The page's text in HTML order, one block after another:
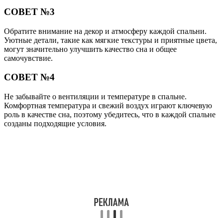
СОВЕТ №3
Обратите внимание на декор и атмосферу каждой спальни.
Уютные детали, такие как мягкие текстуры и приятные цвета,
могут значительно улучшить качество сна и общее
самочувствие.
СОВЕТ №4
Не забывайте о вентиляции и температуре в спальне.
Комфортная температура и свежий воздух играют ключевую
роль в качестве сна, поэтому убедитесь, что в каждой спальне
созданы подходящие условия.